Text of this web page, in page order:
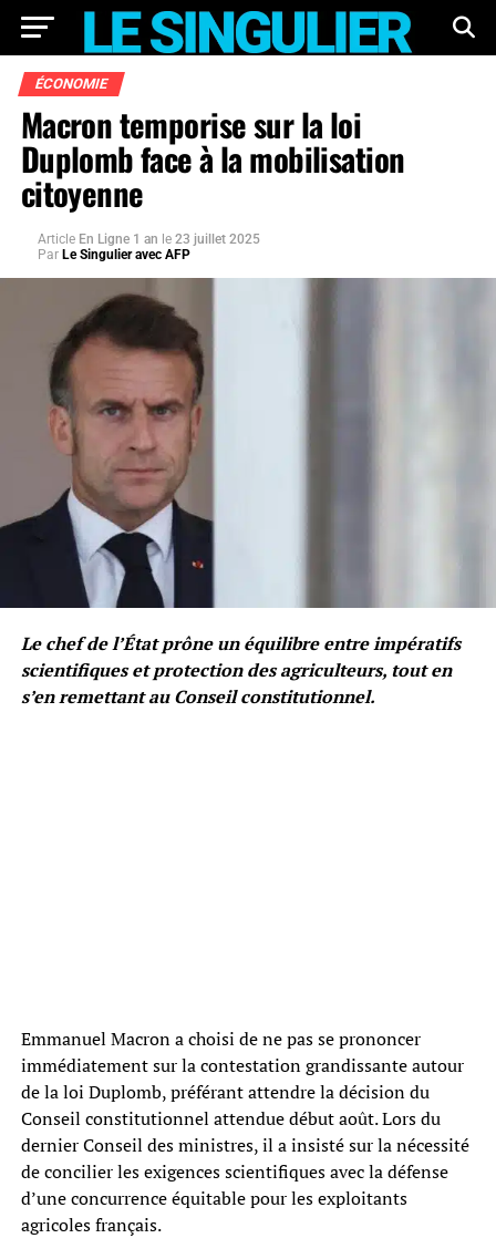
ÉCONOMIE
Macron temporise sur la loi
Duplomb face à la mobilisation
citoyenne
Article En Ligne 1 an le 23 juillet 2025
Par Le Singulier avec AFP
Le chef de l’État prône un équilibre entre impératifs
scientifiques et protection des agriculteurs, tout en
s’en remettant au Conseil constitutionnel.
Emmanuel Macron a choisi de ne pas se prononcer
immédiatement sur la contestation grandissante autour
de la loi Duplomb, préférant attendre la décision du
Conseil constitutionnel attendue début août. Lors du
dernier Conseil des ministres, il a insisté sur la nécessité
de concilier les exigences scientifiques avec la défense
d’une concurrence équitable pour les exploitants
agricoles français.